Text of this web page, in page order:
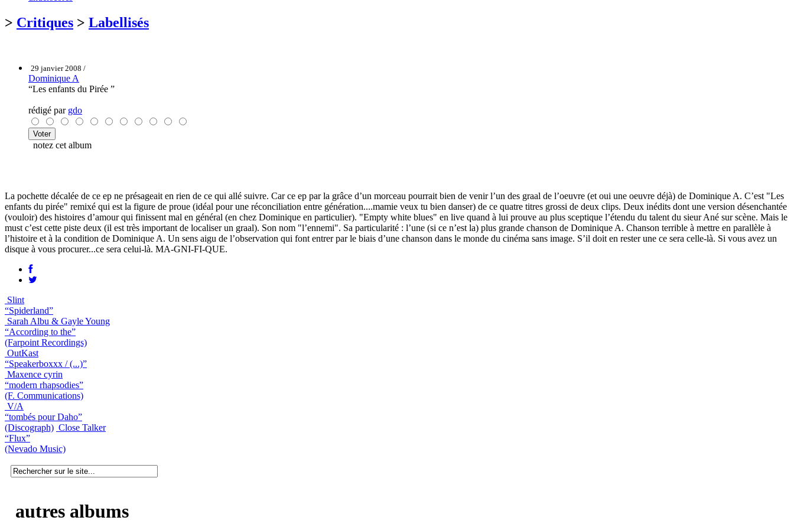
> Critiques > Labellisés
29 janvier 2008 /
Dominique A
“Les enfants du Pirée ”
rédigé par gdo
notez cet album
La pochette décalée de ce ep ne présageait en rien de ce qui allé suivre. Car ce ep par la grâce d’un morceau pourrait bien de venir l’un des graal de l’oeuvre (et oui une oeuvre déjà) de Dominique A. C’est "Les
enfants du pirée" remixé qui est la figure de proue (idéal pour une réconciliation entre génération....mamie veux tu bien danser) de ce quatre titres grossi de deux clips. Deux inédits dont une version désenchantée
(vouloir) des histoires d’amour qui finissent mal en général (en chez Dominique en particulier). "Empty white blues" en live quand à lui prouve au plus sceptique l’étendu du talent du sieur Ané sur scène. Mais le
must c’est cette piste deux (il est très important de localiser un graal). Son nom "l’ennemi". Sa particularité : l’une (si ce n’est la) plus grande chanson de Dominique A. Chanson terrible à mettre en parallèle à
l’histoire et à la condition de Dominique A. Un sens aigu de l’observation qui font entrer par le biais d’une chanson dans le monde du cinéma sans image. S’il doit en rester une ce sera celle-là. Si vous avez un
disque à vous procurer...ce sera celui-là. MA-GNI-FI-QUE.
Slint
“Spiderland”
Sarah Albu & Gayle Young
“According to the”
(Farpoint Recordings)
OutKast
“Speakerboxxx / (...)”
Maxence cyrin
“modern rhapsodies”
(F. Communications)
V/A
“tombés pour Daho”
(Discograph) Close Talker
“Flux”
(Nevado Music)
autres albums